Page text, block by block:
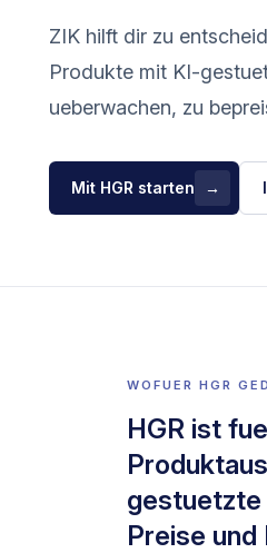
ZIK hilft dir zu
Produkte mit KI-
ueberwachen, zu
Mit HGR starten →
WOFUER HGR
HGR ist
gestuetzte
Preise und